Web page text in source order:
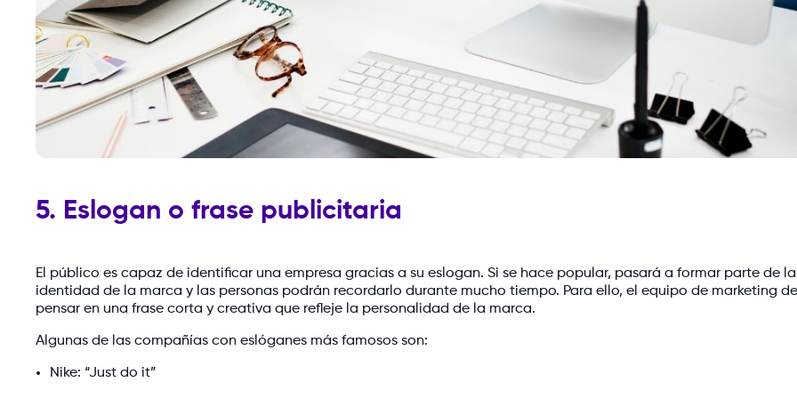
5. Eslogan o frase publicitaria
El público es capaz de identificar una empresa gracias a su eslogan. Si se hace popular, pasará a formar parte de la
identidad de la marca y las personas podrán recordarlo durante mucho tiempo. Para ello, el equipo de marketing
pensar en una frase corta y creativa que refleje la personalidad de la marca.
Algunas de las compañías con eslóganes más famosos son:
Nike: “Just do it”